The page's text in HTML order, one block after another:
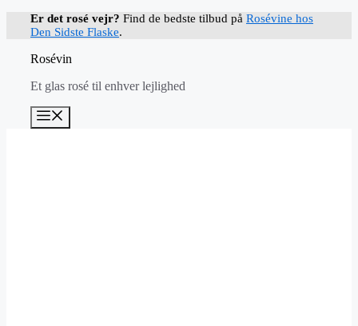
Er det rosé vejr? Find de bedste tilbud på Rosévine hos
Den Sidste Flaske.
Rosévin
Et glas rosé til enhver lejlighed